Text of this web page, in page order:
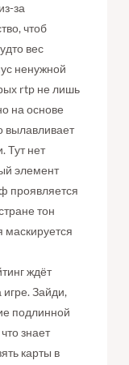
за
чтоб
вес
ненужной
rtp не лишь
на основе
вылавливает
Тут нет
элемент
проявляется
тон
маскируется
ждёт
игре. Зайди,
подлинной
знает
карты в